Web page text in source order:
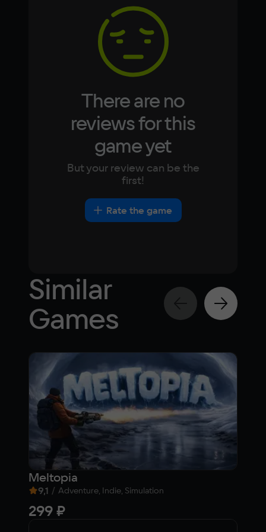
Video card
NVIDIA GeForce GTX 650
DirectX(R): 9.0, Звуковая карта:
совместимая c DirectX
Japanese
There are no
reviews for this
game yet
But your review can be the
first!
Rate the game
Similar
Games
Meltopia
9,1 / Adventure, Indie, Simulation
299 ₽